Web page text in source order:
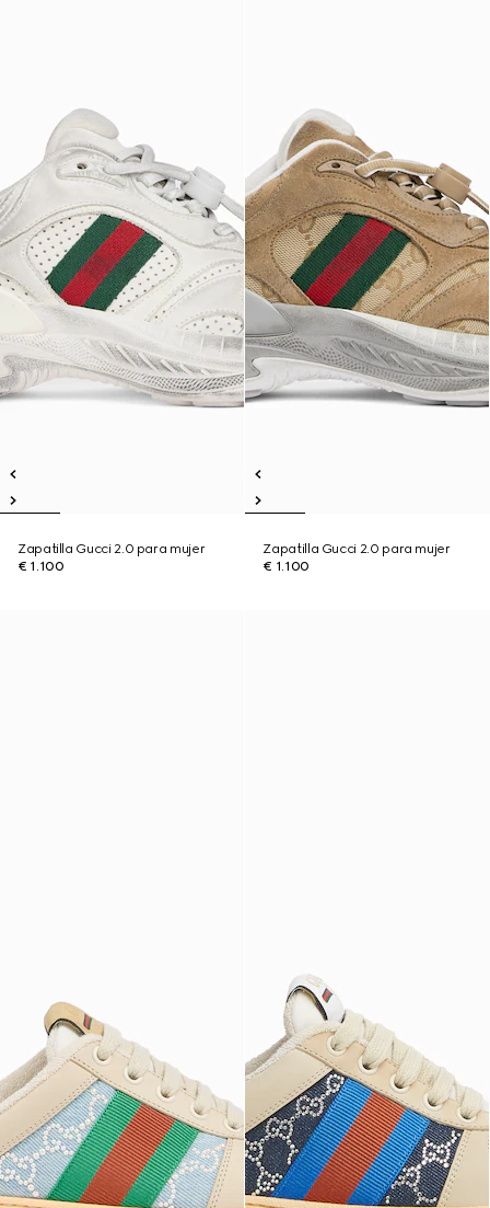
Zapatilla Gucci 2.0 para mujer
€ 1.100
Zapatilla Gucci 2.0 para mujer
€ 1.100